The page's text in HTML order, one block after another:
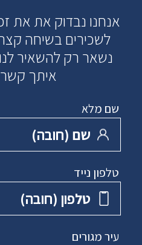
אנחנו נבדוק את את
לשכירים בשיחה
נשאר רק להשאיר
איתך
שם מלא
שם ‏(חובה)
טלפון נייד
טלפון ‏(חובה)
עיר מגורים